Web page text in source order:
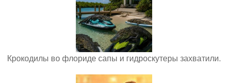
Крокодилы во флориде сапы и гидроскутеры захватили.